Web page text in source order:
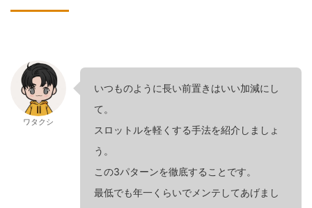
ワタクシ
いつものように長い前置きはいい加減にし
て。
スロットルを軽くする手法を紹介しましょ
う。
この3パターンを徹底することです。
最低でも年一くらいでメンテしてあげまし